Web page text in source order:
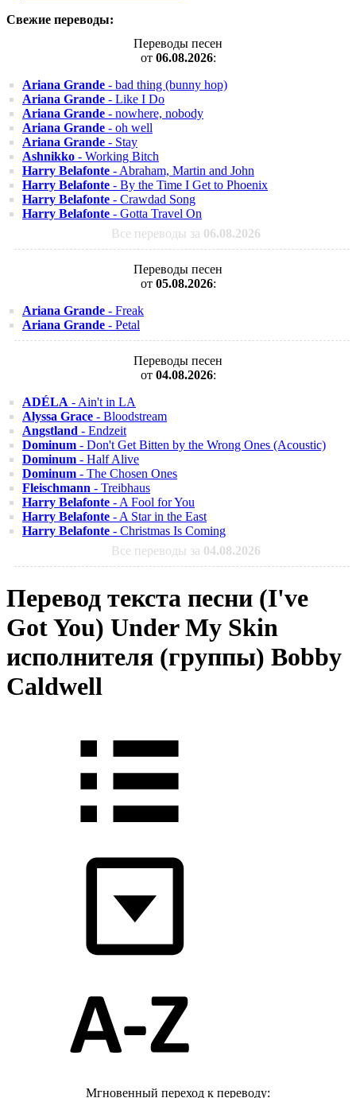
Свежие переводы:
Переводы песен
от 06.08.2026:
Ariana Grande - bad thing (bunny hop)
Ariana Grande - Like I Do
Ariana Grande - nowhere, nobody
Ariana Grande - oh well
Ariana Grande - Stay
Ashnikko - Working Bitch
Harry Belafonte - Abraham, Martin and John
Harry Belafonte - By the Time I Get to Phoenix
Harry Belafonte - Crawdad Song
Harry Belafonte - Gotta Travel On
Все переводы за 06.08.2026
Переводы песен
от 05.08.2026:
Ariana Grande - Freak
Ariana Grande - Petal
Переводы песен
от 04.08.2026:
ADÉLA - Ain't in LA
Alyssa Grace - Bloodstream
Angstland - Endzeit
Dominum - Don't Get Bitten by the Wrong Ones (Acoustic)
Dominum - Half Alive
Dominum - The Chosen Ones
Fleischmann - Treibhaus
Harry Belafonte - A Fool for You
Harry Belafonte - A Star in the East
Harry Belafonte - Christmas Is Coming
Все переводы за 04.08.2026
Перевод текста песни (I've
Got You) Under My Skin
исполнителя (группы) Bobby
Caldwell
Мгновенный переход к переводу: